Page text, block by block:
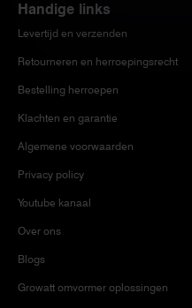
Handige links
Levertijd en verzenden
Retourneren en herroepingsrecht
Bestelling herroepen
Klachten en garantie
Algemene voorwaarden
Privacy policy
Youtube kanaal
Over ons
Blogs
Growatt omvormer oplossingen